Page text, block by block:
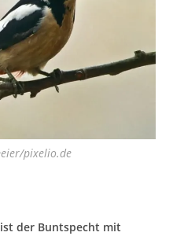
pixelio.de
der Buntspecht mit